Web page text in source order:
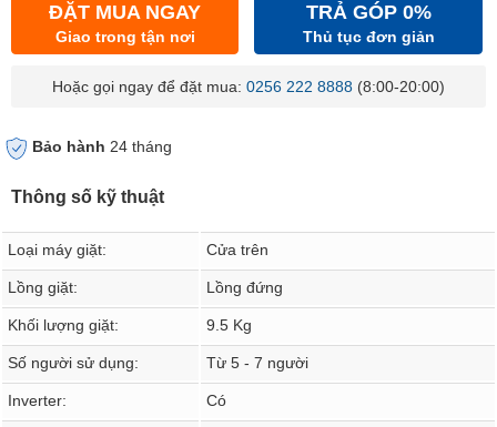
ĐẶT MUA NGAY
Giao trong tận nơi
TRẢ GÓP 0%
Thủ tục đơn giản
Hoặc gọi ngay để đặt mua: 0256 222 8888 (8:00-20:00)
Bảo hành 24 tháng
Thông số kỹ thuật
Loại máy giặt: Cửa trên
Lồng giặt: Lồng đứng
Khối lượng giặt: 9.5 Kg
Số người sử dụng: Từ 5 - 7 người
Inverter: Có